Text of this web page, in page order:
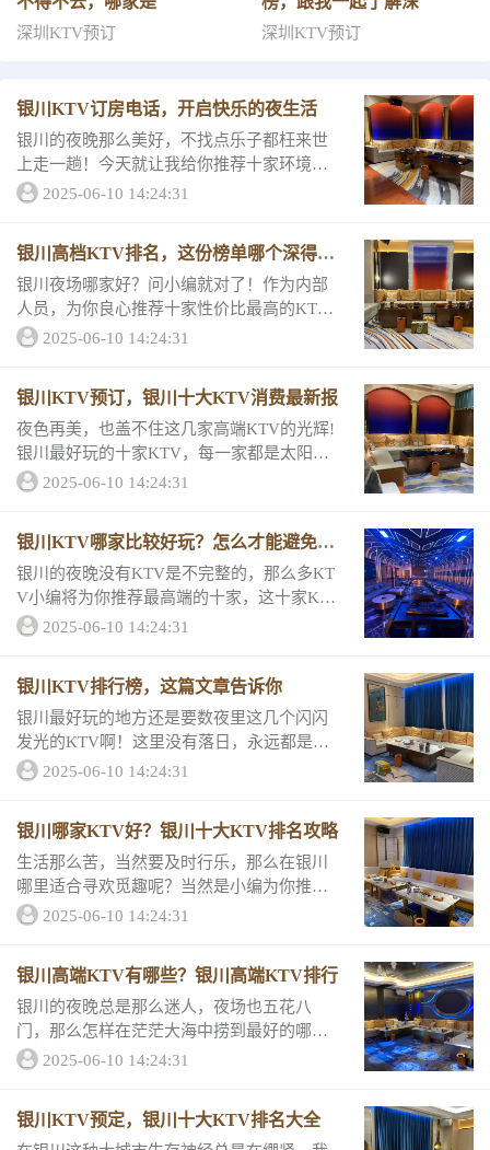
深圳KTV预订 深圳KTV预订
银川KTV订房电话，开启快乐的夜生活
银川的夜晚那么美好，不找点乐子都枉来世
上走一趟！今天就让我给你推荐十家环境很
好，设备的KTV吧，包你整个夜晚刺激不无
川玺豪...
2025-06-10 14:24:31
银川高档KTV排名，这份榜单哪个深得你
心
银川夜场哪家好？问小编就对了！作为内部
人员，为你良心推荐十家性价比最高的KT
V，花最少的钱享受最高端的服务说的就是这
葡京豪...
2025-06-10 14:24:31
银川KTV预订，银川十大KTV消费最新报
夜色再美，也盖不住这几家高端KTV的光辉!
银川最好玩的十家KTV，每一家都是太阳月
亮一样的存在，并且性价比非常高，就连挑
一...
2025-06-10 14:24:31
银川KTV哪家比较好玩？怎么才能避免踩
雷
银川的夜晚没有KTV是不完整的，那么多KT
V小编将为你推荐最高端的十家，这十家KTV
服务很好，刺激劲爆，绝对能给你非一般的
2025-06-10 14:24:31
银川KTV排行榜，这篇文章告诉你
银川最好玩的地方还是要数夜里这几个闪闪
发光的KTV啊！这里没有落日，永远都是快
乐的白天！这十家KTV不论设备还是灯光都
商务...
2025-06-10 14:24:31
银川哪家KTV好？银川十大KTV排名攻略
生活那么苦，当然要及时行乐，那么在银川
哪里适合寻欢觅趣呢？当然是小编为你推荐
的这十家高端的KTV啊！它们不仅排名超
际KTV...
2025-06-10 14:24:31
银川高端KTV有哪些？银川高端KTV排行
银川的夜晚总是那么迷人，夜场也五花八
门，那么怎样在茫茫大海中捞到最好的哪家
呢？跟小编一起来看看银川排名前10的这几
际KT...
2025-06-10 14:24:31
银川KTV预定，银川十大KTV排名大全